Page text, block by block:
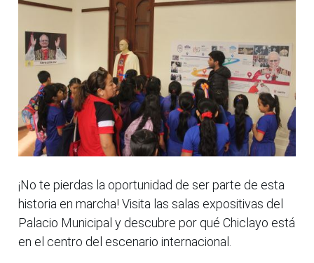
¡No te pierdas la oportunidad de ser parte de esta
historia en marcha! Visita las salas expositivas del
Palacio Municipal y descubre por qué Chiclayo está
en el centro del escenario internacional.